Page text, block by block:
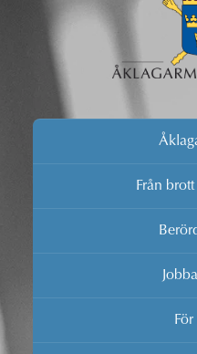
Från